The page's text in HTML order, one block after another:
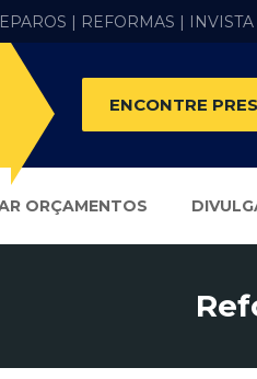
| REFORMAS |
ENCONTRE
ORÇAMENTOS